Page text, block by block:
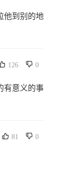
他到别的地
126 0
有意义的事
81 0